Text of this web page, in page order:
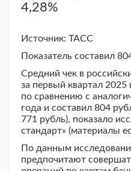
4,28%
Источник: ТАСС
Показатель составил
Средний чек в
за первый квартал 2025
по сравнению с
года и составил 804
771 рубль), показало
стандарт» (материалы
По данным
предпочитают